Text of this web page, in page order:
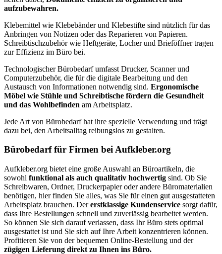
aufzubewahren.
Klebemittel wie Klebebänder und Klebestifte sind nützlich für das
Anbringen von Notizen oder das Reparieren von Papieren.
Schreibtischzubehör wie Heftgeräte, Locher und Brieföffner tragen
zur Effizienz im Büro bei.
Technologischer Bürobedarf umfasst Drucker, Scanner und
Computerzubehör, die für die digitale Bearbeitung und den
Austausch von Informationen notwendig sind. Ergonomische
Möbel wie Stühle und Schreibtische fördern die Gesundheit
und das Wohlbefinden am Arbeitsplatz.
Jede Art von Bürobedarf hat ihre spezielle Verwendung und trägt
dazu bei, den Arbeitsalltag reibungslos zu gestalten.
Bürobedarf für Firmen bei Aufkleber.org
Aufkleber.org bietet eine große Auswahl an Büroartikeln, die
sowohl funktional als auch qualitativ hochwertig sind. Ob Sie
Schreibwaren, Ordner, Druckerpapier oder andere Büromaterialien
benötigen, hier finden Sie alles, was Sie für einen gut ausgestatteten
Arbeitsplatz brauchen. Dererstklassige Kundenservice sorgt dafür,
dass Ihre Bestellungen schnell und zuverlässig bearbeitet werden.
So können Sie sich darauf verlassen, dass Ihr Büro stets optimal
ausgestattet ist und Sie sich auf Ihre Arbeit konzentrieren können.
Profitieren Sie von der bequemen Online-Bestellung und der
zügigen Lieferung direkt zu Ihnen ins Büro.